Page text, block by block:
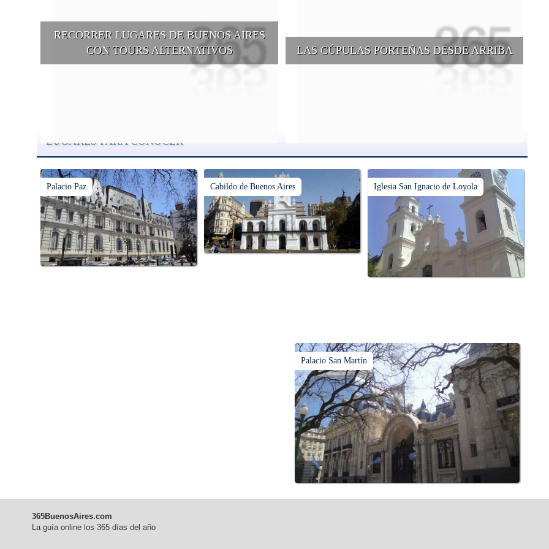
RECORRER LUGARES DE BUENOS AIRES
CON TOURS ALTERNATIVOS
LAS CÚPULAS PORTEÑAS DESDE ARRIBA
LUGARES PARA CONOCER
Palacio Paz Cabildo de Buenos Aires Iglesia San Ignacio de Loyola
Palacio San Martín
365BuenosAires.com
La guía online los 365 días del año